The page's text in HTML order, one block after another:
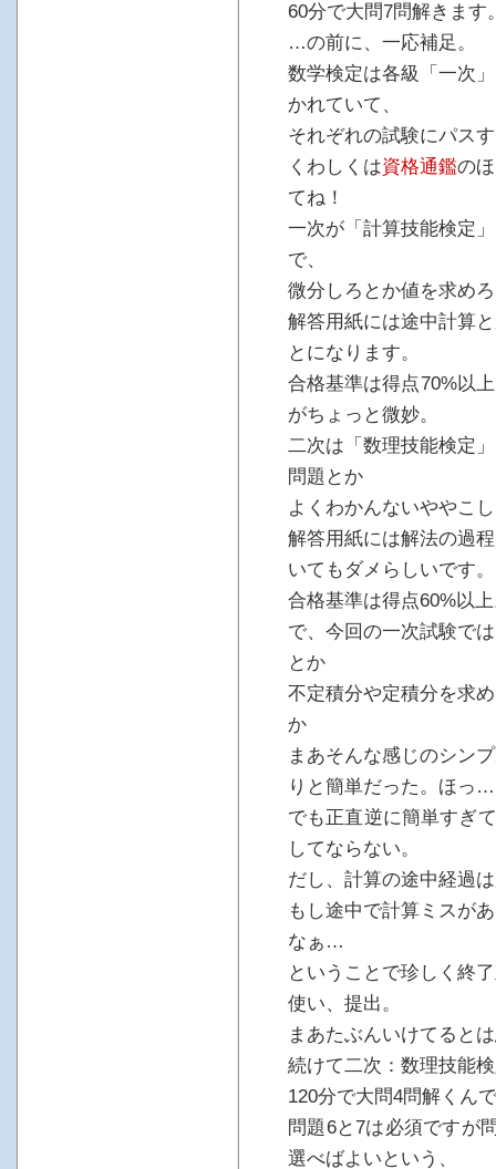
60分で大問7問解きます
…の前に、一応補足。
数学検定は各級「一次
かれていて、
それぞれの試験にパス
くわしくは資格通鑑の
てね！
一次が「計算技能検定
で、
微分しろとか値を求め
解答用紙には途中計算
とになります。
合格基準は得点70%以
がちょっと微妙。
二次は「数理技能検定
問題とか
よくわかんないややこ
解答用紙には解法の過
いてもダメらしいです。
合格基準は得点60%以
で、今回の一次試験で
とか
不定積分や定積分を求
か
まあそんな感じのシン
りと簡単だった。ほっ…
でも正直逆に簡単すぎ
してならない。
だし、計算の途中経過
もし途中で計算ミスが
なぁ…
ということで珍しく終
使い、提出。
まあたぶんいけてると
続けて二次：数理技能
120分で大問4問解くん
問題6と7は必須ですが
選べばよいという、